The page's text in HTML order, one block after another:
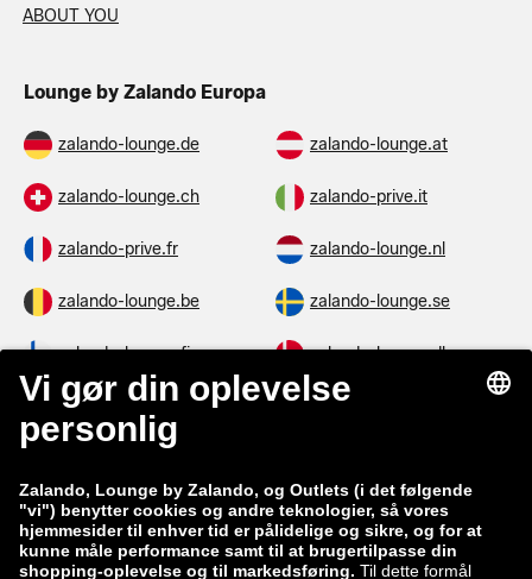
ABOUT YOU
Lounge by Zalando Europa
zalando-lounge.de zalando-lounge.at
zalando-lounge.ch zalando-prive.it
zalando-prive.fr zalando-lounge.nl
zalando-lounge.be zalando-lounge.se
zalando-lounge.fi zalando-lounge.dk
zalando-lounge.co.uk zalando-lounge.pl
zalando-lounge.lt zalando-lounge.sk
zalando-lounge.ro zalando-lounge.hr